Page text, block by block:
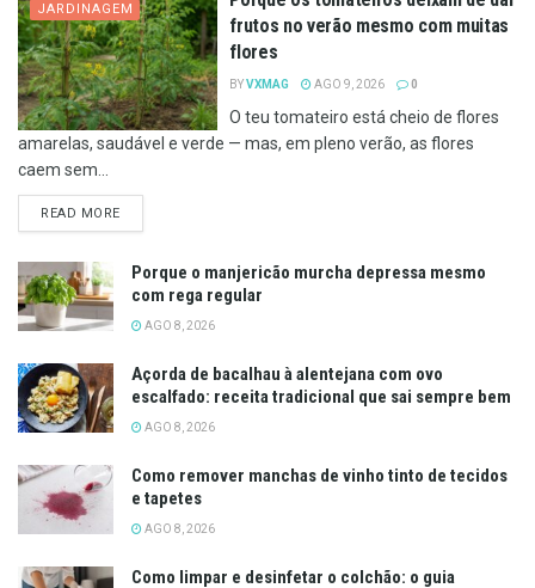
JARDINAGEM
frutos no verão mesmo com muitas
flores
BYVXMAG AGO 9, 2026 0
O teu tomateiro está cheio de flores
amarelas, saudável e verde — mas, em pleno verão, as flores
caem sem...
READ MOREDETAILS
Porque o manjericão murcha depressa mesmo
com rega regular
AGO 8, 2026
Açorda de bacalhau à alentejana com ovo
escalfado: receita tradicional que sai sempre bem
AGO 8, 2026
Como remover manchas de vinho tinto de tecidos
e tapetes
AGO 8, 2026
Como limpar e desinfetar o colchão: o guia